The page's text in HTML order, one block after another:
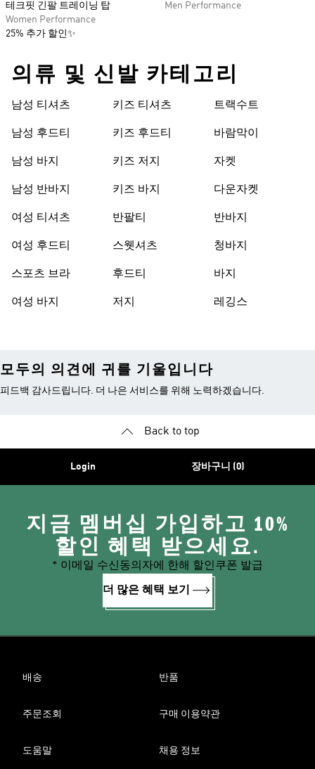
테크핏 긴팔 트레이닝 탑
Women Performance
25% 추가 할인✨
Men Performance
의류 및 신발 카테고리
남성 티셔츠
남성 후드티
남성 바지
남성 반바지
여성 티셔츠
여성 후드티
스포츠 브라
여성 바지
키즈 티셔츠
키즈 후드티
키즈 저지
키즈 바지
반팔티
스웻셔츠
후드티
저지
트랙수트
바람막이
자켓
다운자켓
반바지
청바지
바지
레깅스
모두의 의견에 귀를 기울입니다
피드백 감사드립니다. 더 나은 서비스를 위해 노력하겠습니다.
Back to top
Login 장바구니 (0)
지금 멤버십 가입하고 10%
할인 혜택 받으세요.
* 이메일 수신동의자에 한해 할인쿠폰 발급
더 많은 혜택 보기
배송 반품
주문조회 구매 이용약관
도움말 채용 정보